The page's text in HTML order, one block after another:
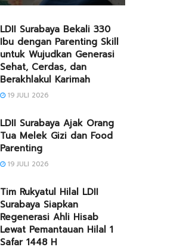
LDII Surabaya Bekali 330
Ibu dengan Parenting Skill
untuk Wujudkan Generasi
Sehat, Cerdas, dan
Berakhlakul Karimah
19 JULI 2026
LDII Surabaya Ajak Orang
Tua Melek Gizi dan Food
Parenting
19 JULI 2026
Tim Rukyatul Hilal LDII
Surabaya Siapkan
Regenerasi Ahli Hisab
Lewat Pemantauan Hilal 1
Safar 1448 H